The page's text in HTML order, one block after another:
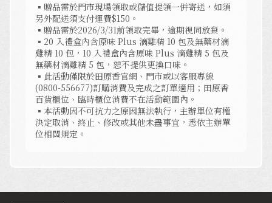
▪贈品需於門市現場領取或儲值提領一併寄送，如須
另外配送須支付運費$150。
▪贈品需於2026/3/31前領取完畢，逾期視同放棄。
▪20 入禮盒內含原味 Plus 滴雞精 10 包及無藥材滴
雞精 10 包，10 入禮盒內含原味 Plus 滴雞精 5 包及
無藥材滴雞精 5 包，恕不提供更換口味。
▪此活動僅限於田原香官網、門市或以客服專線
(0800-556677)訂購消費及完成之訂單適用；田原香
百貨櫃位、臨時櫃位消費不在活動範圍內。
▪本活動因不可抗力之原因無法執行，主辦單位有權
決定取消、終止、修改或其他未盡事宜，悉依主辦單
位相關規定。